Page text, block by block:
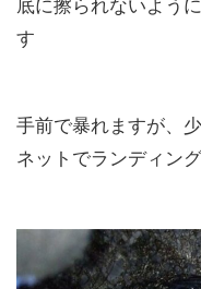
底に擦られないよう
す
手前で暴れますが、
ネットでランディング